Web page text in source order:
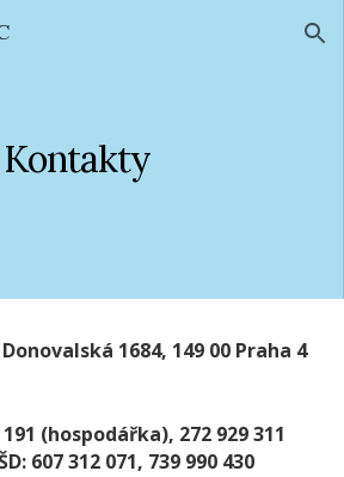
Skip to navigation
Kontakty
1684, 149 00 Praha 4
(hospodářka), 272 929 311
607 312 071, 739 990 430